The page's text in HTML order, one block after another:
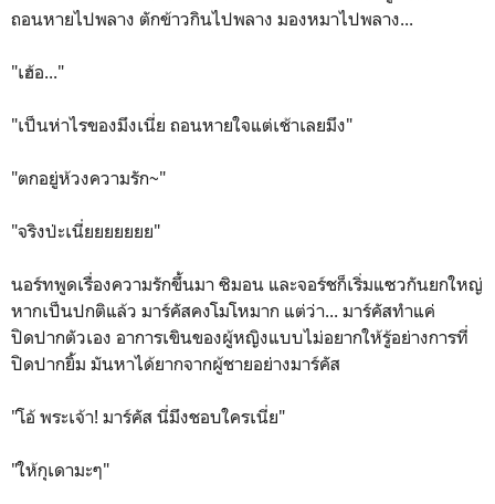
ถอนหายไปพลาง ตักข้าวกินไปพลาง มองหมาไปพลาง...
"เฮ้อ..."
"เป็นห่าไรของมึงเนี่ย ถอนหายใจแต่เช้าเลยมึง"
"ตกอยู่ห้วงความรัก~"
"จริงป่ะเนี่ยยยยยยย"
นอร์ทพูดเรื่องความรักขึ้นมา ซิมอน และจอร์ชก็เริ่มแซวกันยกใหญ่
หากเป็นปกติแล้ว มาร์คัสคงโมโหมาก แต่ว่า... มาร์คัสทำแค่
ปิดปากตัวเอง อาการเขินของผู้หญิงแบบไม่อยากให้รู้อย่างการที่
ปิดปากยิ้ม มันหาได้ยากจากผู้ชายอย่างมาร์คัส
"โอ้ พระเจ้า! มาร์คัส นี่มึงชอบใครเนี่ย"
"ให้กุเดามะๆ"